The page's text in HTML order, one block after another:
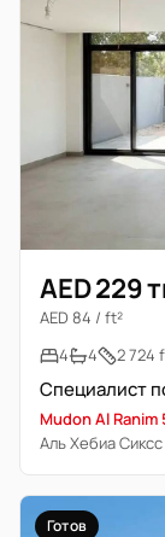
AED 229
AED 84 / ft²
4
4 2 724
Mudon Al Ranim
Аль Хебиа Сиксс
Готов